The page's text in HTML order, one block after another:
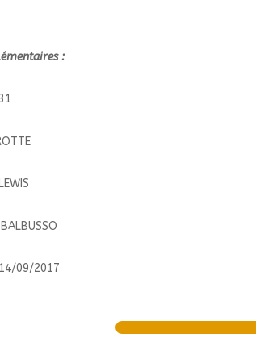
:
09/2017